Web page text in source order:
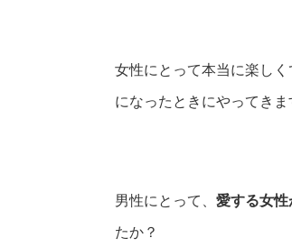
女性にとって本当に楽し
になったときにやってきま
男性にとって、 愛する女
たか？